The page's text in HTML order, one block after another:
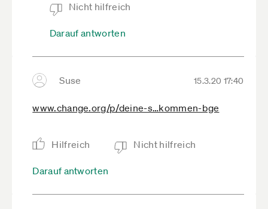
Nicht hilfreich
Darauf antworten
Suse 15.3.20 17:40
www.change.org­/p/deine-s­…kommen-bge
Hilfreich Nicht hilfreich
Darauf antworten